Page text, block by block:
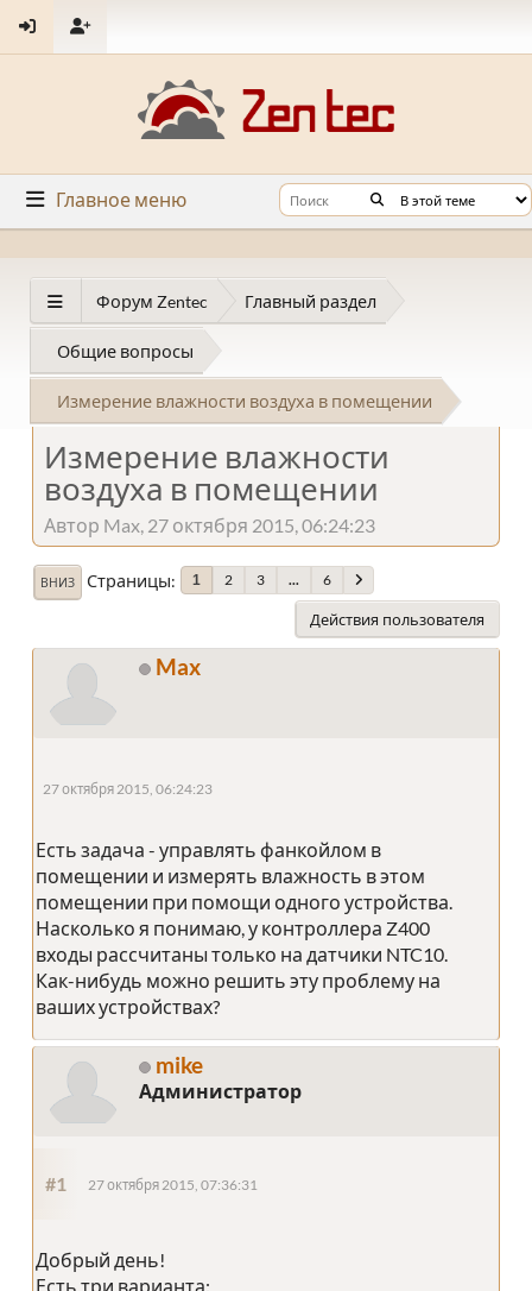
Главное меню
Форум Zentec Главный раздел
Общие вопросы
Измерение влажности воздуха в помещении
Измерение влажности
воздуха в помещении
Автор Max, 27 октября 2015, 06:24:23
ВНИЗ Страницы 1 2 3 ... 6
Действия пользователя
Max
27 октября 2015, 06:24:23
Есть задача - управлять фанкойлом в
помещении и измерять влажность в этом
помещении при помощи одного устройства.
Насколько я понимаю, у контроллера Z400
входы рассчитаны только на датчики NTC10.
Как-нибудь можно решить эту проблему на
ваших устройствах?
mike
Администратор
#1 27 октября 2015, 07:36:31
Добрый день!
Есть три варианта: